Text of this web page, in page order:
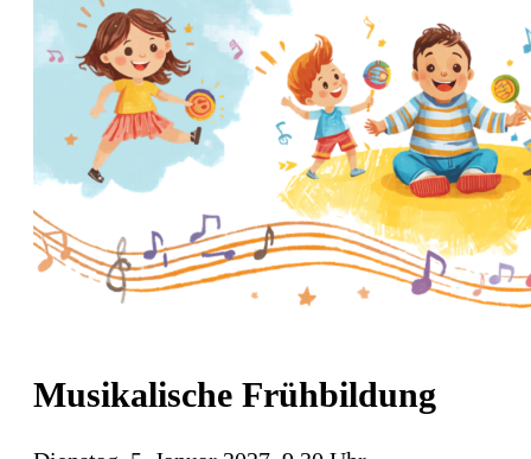
Musikalische Frühbildung